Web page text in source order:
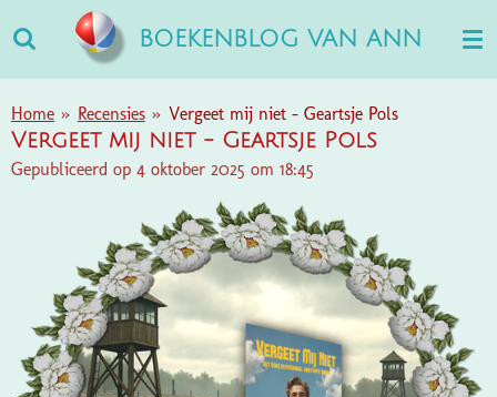
direct
naar
de
hoofdinhoud
BOEKENBLOG VAN ANN
Home » Recensies » Vergeet mij niet - Geartsje Pols
Vergeet mij niet - Geartsje Pols
Gepubliceerd op 4 oktober 2025 om 18:45